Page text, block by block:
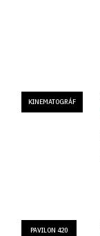
KINEMATOGRÁF
PAVILON 420